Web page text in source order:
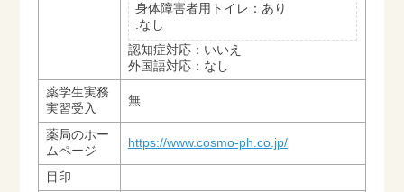
身体障害者用トイレ：あり
:なし
認知症対応：いいえ
外国語対応：なし
薬学生実務
実習受入
無
薬局のホー
ムページ
https://www.cosmo-ph.co.jp/
目印